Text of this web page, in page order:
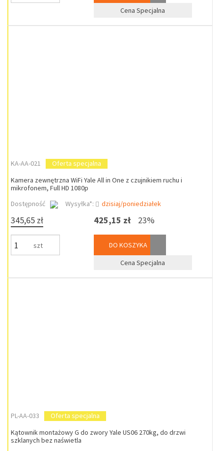
Cena Specjalna
KA-AA-021
Oferta specjalna
Kamera zewnętrzna WiFi Yale All in One z czujnikiem ruchu i
mikrofonem, Full HD 1080p
Dostępność
Wysyłka*: dzisiaj/poniedziałek
345,65 zł
szt
425,15 zł 23%
DO KOSZYKA
Cena Specjalna
PL-AA-033
Oferta specjalna
Kątownik montażowy G do zwory Yale US06 270kg, do drzwi
szklanych bez naświetla